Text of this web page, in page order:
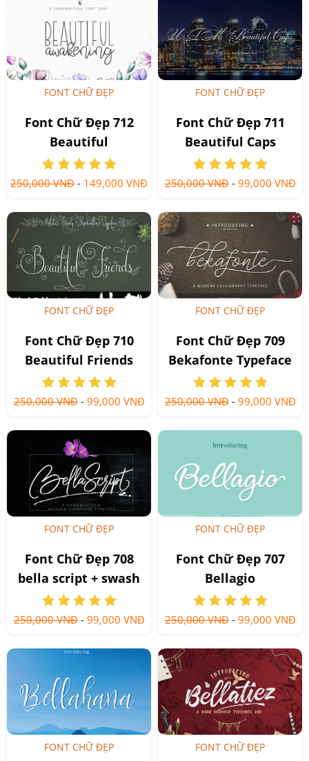
FONT CHỮ ĐẸP
Font Chữ Đẹp 712
Beautiful
Awakening Script
250,000 VNĐ - 149,000 VNĐ
FONT CHỮ ĐẸP
Font Chữ Đẹp 711
Beautiful Caps
250,000 VNĐ- 99,000 VNĐ
FONT CHỮ ĐẸP
Font Chữ Đẹp 710
Beautiful Friends
250,000 VNĐ- 99,000 VNĐ
FONT CHỮ ĐẸP
Font Chữ Đẹp 709
Bekafonte Typeface
250,000 VNĐ- 99,000 VNĐ
FONT CHỮ ĐẸP
Font Chữ Đẹp 708
bella script + swash
250,000 VNĐ- 99,000 VNĐ
FONT CHỮ ĐẸP
Font Chữ Đẹp 707
Bellagio
250,000 VNĐ- 99,000 VNĐ
FONT CHỮ ĐẸP FONT CHỮ ĐẸP